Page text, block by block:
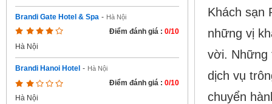
Brandi Gate Hotel & Spa - Hà Nội
Điểm đánh giá : 0/10
Hà Nội
Brandi Hanoi Hotel - Hà Nội
Điểm đánh giá : 0/10
Hà Nội
Khách sạn
những vị
vời. Những
dịch vụ
chuyển